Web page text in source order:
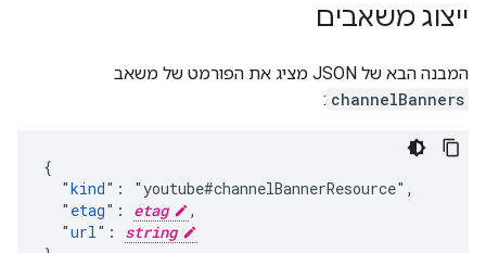
ייצוג משאבים
המבנה הבא של JSON מציג את הפורמט של משאב
channelBanners
:
{
  "
kind": "youtube#channelBannerResource",
  "
etag": etag
,
  "
url": string